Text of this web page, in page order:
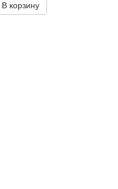
В корзину